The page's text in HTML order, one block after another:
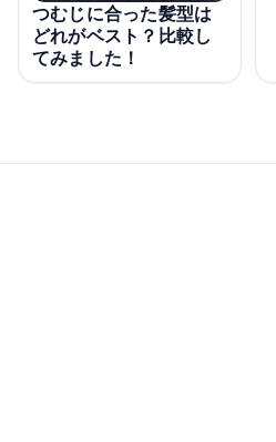
つむじに合った髪型は
どれがベスト？比較し
てみました！